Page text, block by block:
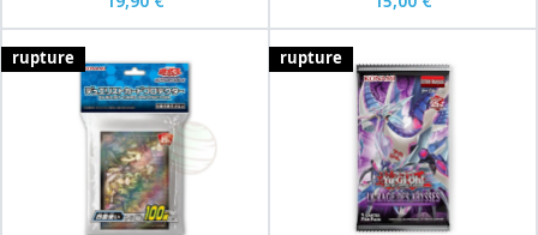
rupture rupture